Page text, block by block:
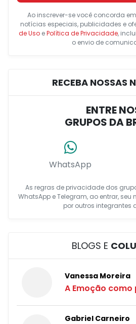
Ao inscrever-se você concorda
notícias especiais, publicidades e
de UsoePolítica de Privacidade,
o envio de
RECEBA NOSSAS
ENTRE
GRUPOS DA
WhatsApp
As regras de privacidade dos
WhatsApp e Telegram, ao entrar, seu
por outros integrantes
BLOGS E
Vanessa Moreira
A Emoção
Gabriel Carneiro